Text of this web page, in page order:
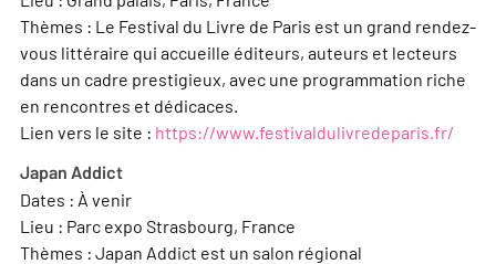
Thèmes : Le Festival du Livre de Paris est un grand rendez-
vous littéraire qui accueille éditeurs, auteurs et lecteurs
dans un cadre prestigieux, avec une programmation riche
en rencontres et dédicaces.
Lien vers le site : https://www.festivaldulivredeparis.fr/
Japan Addict
Dates : À venir
Lieu : Parc expo Strasbourg, France
Thèmes : Japan Addict est un salon régional